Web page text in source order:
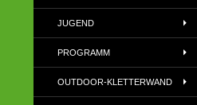
JUGEND
PROGRAMM
OUTDOOR-KLETTERWAND